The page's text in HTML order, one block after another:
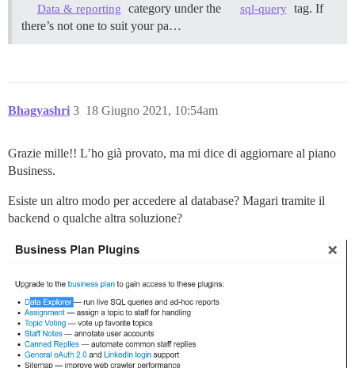
Data & reporting category under the sql-query tag. If
there’s not one to suit your pa…
Bhagyashri 18 Giugno 2021, 10:54am
3
Grazie mille!! L’ho già provato, ma mi dice di aggiornare al piano
Business.
Esiste un altro modo per accedere al database? Magari tramite il
backend o qualche altra soluzione?